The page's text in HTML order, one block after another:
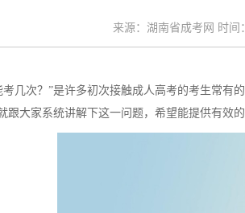
来源：湖南省成考网 时间
考几次？”是许多初次接触成人高考的考生常有
跟大家系统讲解下这一问题，希望能提供有效